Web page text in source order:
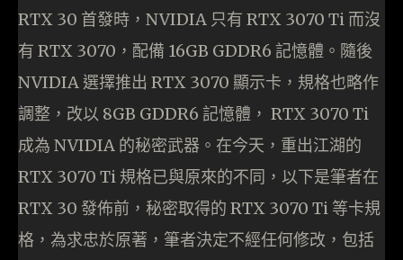
RTX 30 首發時，NVIDIA 只有 RTX 3070 Ti 而沒
有 RTX 3070，配備 16GB GDDR6 記憶體。隨後
NVIDIA 選擇推出 RTX 3070 顯示卡，規格也略作
調整，改以 8GB GDDR6 記憶體， RTX 3070 Ti
成為 NVIDIA 的秘密武器。在今天，重出江湖的
RTX 3070 Ti 規格已與原來的不同，以下是筆者在
RTX 30 發佈前，秘密取得的 RTX 3070 Ti 等卡規
格，為求忠於原著，筆者決定不經任何修改，包括